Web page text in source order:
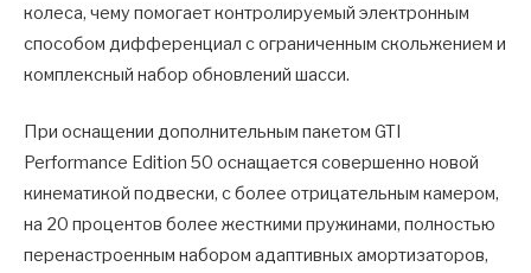
колеса, чему помогает контролируемый электронным
способом дифференциал с ограниченным скольжением и
комплексный набор обновлений шасси.
При оснащении дополнительным пакетом GTI
Performance Edition 50 оснащается совершенно новой
кинематикой подвески, с более отрицательным камером,
на 20 процентов более жесткими пружинами, полностью
перенастроенным набором адаптивных амортизаторов,